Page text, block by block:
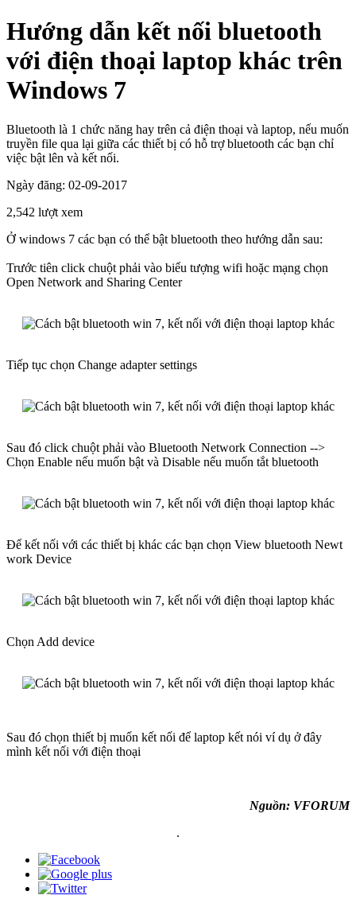
Hướng dẫn kết nối bluetooth
với điện thoại laptop khác trên
Windows 7
Bluetooth là 1 chức năng hay trên cả điện thoại và laptop, nếu muốn
truyền file qua lại giữa các thiết bị có hỗ trợ bluetooth các bạn chỉ
việc bật lên và kết nối.
Ngày đăng: 02-09-2017
2,542 lượt xem
Ở windows 7 các bạn có thể bật bluetooth theo hướng dẫn sau:
Trước tiên click chuột phải vào biểu tượng wifi hoặc mạng chọn
Open Network and Sharing Center
Tiếp tục chọn Change adapter settings
Sau đó click chuột phải vào Bluetooth Network Connection -->
Chọn Enable nếu muốn bật và Disable nếu muốn tắt bluetooth
Để kết nối với các thiết bị khác các bạn chọn View bluetooth Newt
work Device
Chọn Add device
Sau đó chọn thiết bị muốn kết nối để laptop kết nói ví dụ ở đây
mình kết nối với điện thoại
Nguồn: VFORUM
.